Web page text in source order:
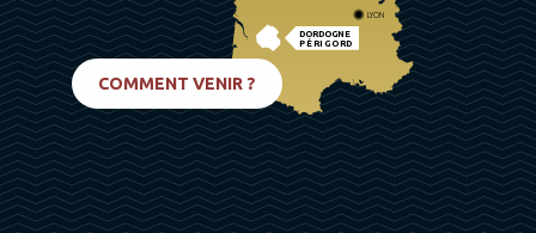
DORDOGNE
PÉRIGORD
LYON
COMMENT VENIR ?